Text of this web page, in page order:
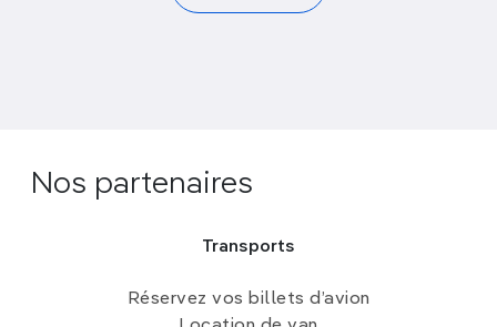
Nos partenaires
Transports
Réservez vos billets d’avion